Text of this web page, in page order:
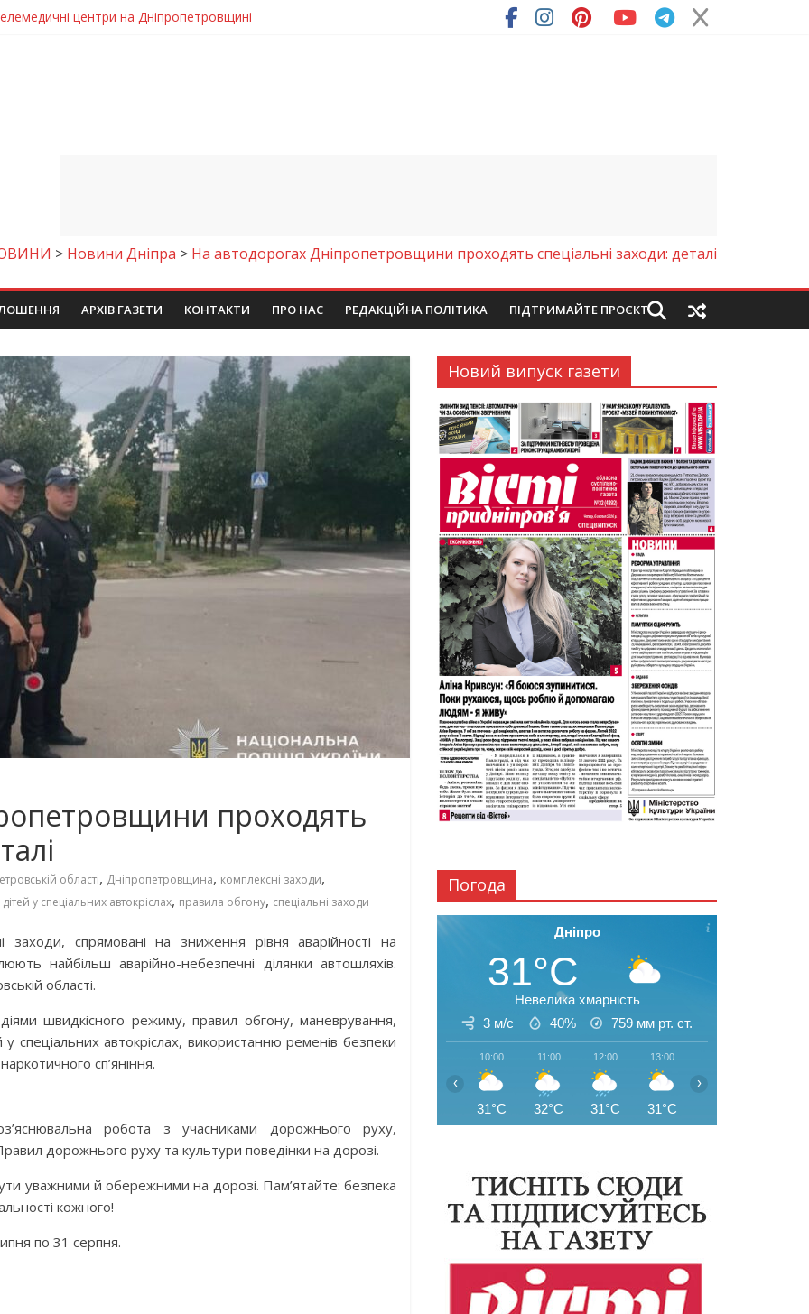
центри на Дніпропетровщині
досліджують місце розташування легендарного монастиря (Фото)
шанс на власне житло
важлива правильна комунікація
> Новини Дніпра > На автодорогах Дніпропетровщини проходять спеціальні заходи: деталі
АРХІВ ГАЗЕТИ КОНТАКТИ ПРО НАС РЕДАКЦІЙНА ПОЛІТИКА ПІДТРИМАЙТЕ ПРОЄКТ
проходять
області, Дніпропетровщина, комплексні заходи,
у спеціальних автокріслах, правила обгону, спеціальні заходи
спрямовані на зниження рівня аварійності на
найбільш аварійно-небезпечні ділянки автошляхів.
області.
швидкісного режиму, правил обгону, маневрування,
спеціальних автокріслах, використанню ременів безпеки
сп’яніння.
робота з учасниками дорожнього руху,
дорожнього руху та культури поведінки на дорозі.
уважними й обережними на дорозі. Пам’ятайте: безпека
кожного!
по 31 серпня.
Новий випуск газети
Погода
Дніпро
31°C
Невелика хмарність
3 м/с
40% 759 мм рт. ст.
10:00
31°C
11:00
32°C
12:00
31°C
13:00
31°C
‹ ›